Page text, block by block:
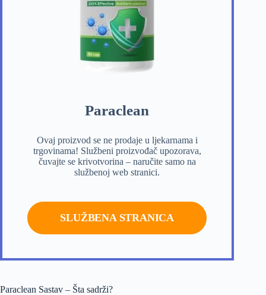
Paraclean
Ovaj proizvod se ne prodaje u ljekarnama i
trgovinama! Službeni proizvođač upozorava,
čuvajte se krivotvorina – naručite samo na
službenoj web stranici.
SLUŽBENA STRANICA
Paraclean Sastav – Šta sadrži?